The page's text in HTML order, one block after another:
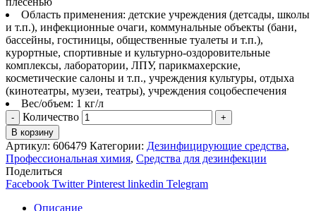
Область применения: детские учреждения (детсады, школы
и т.п.), инфекционные очаги, коммунальные объекты (бани,
бассейны, гостиницы, общественные туалеты и т.п.),
курортные, спортивные и культурно-оздоровительные
комплексы, лаборатории, ЛПУ, парикмахерские,
косметические салоны и т.п., учреждения культуры, отдыха
(кинотеатры, музеи, театры), учреждения соцобеспечения
Вес/объем: 1 кг/л
Количество
В корзину
Артикул: 606479 Категории: Дезинфицирующие средства,
Профессиональная химия, Средства для дезинфекции
Поделиться
Facebook Twitter Pinterest linkedin Telegram
Описание